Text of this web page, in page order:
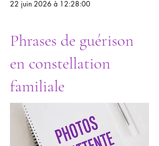
22 juin 2026 à 12:28:00
Phrases de guérison
en constellation
familiale